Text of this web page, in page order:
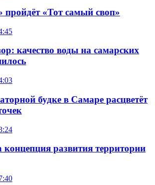
пройдёт «Тот самый своп»
качество воды на самарских
будке в Самаре расцветёт
развития территории